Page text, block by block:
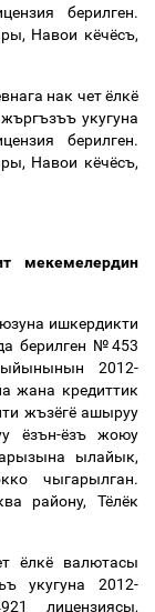
берилген.
Навои кёчёсъ,
нак чет ёлкё
укугуна
берилген.
Навои кёчёсъ,
мекемелердин
ишкердикти
берилген №453
2012-
жана кредиттик
жъзёгё ашыруу
ёзън-ёзъ жоюу
ылайык,
чыгарылган.
району, Тёлёк
ёлкё валютасы
укугуна 2012-
лицензиясы,